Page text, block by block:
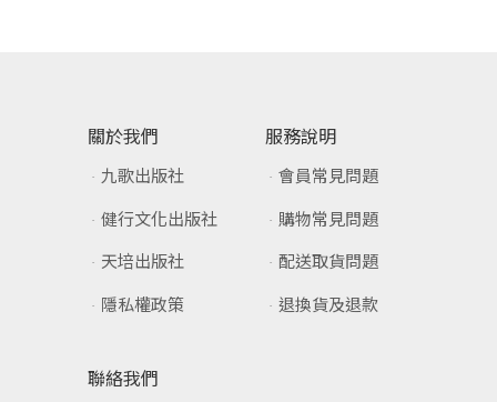
關於我們
九歌出版社
健行文化出版社
天培出版社
隱私權政策
服務說明
會員常見問題
購物常見問題
配送取貨問題
退換貨及退款
聯絡我們